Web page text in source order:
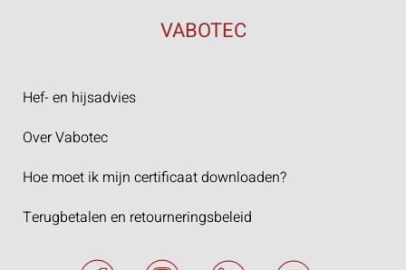
VABOTEC
Hef- en hijsadvies
Over Vabotec
Hoe moet ik mijn certificaat downloaden?
Terugbetalen en retourneringsbeleid